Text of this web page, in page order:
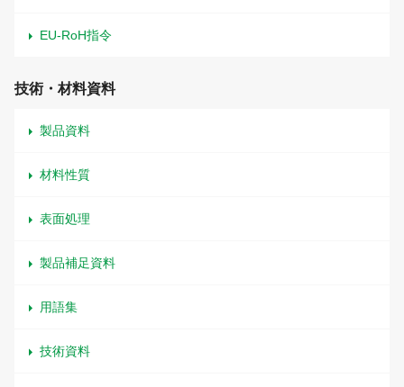
EU-RoH指令
技術・材料資料
製品資料
材料性質
表面処理
製品補足資料
用語集
技術資料